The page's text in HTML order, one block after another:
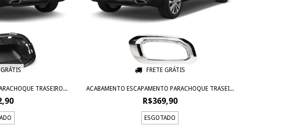
GRÁTIS
TRASEIRO...
FRETE GRÁTIS
ACABAMENTO ESCAPAMENTO PARACHOQUE TRASEI...
R$369,90
ESGOTADO